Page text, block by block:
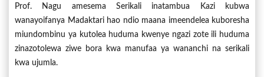
Prof. Nagu amesema Serikali inatambua Kazi kubwa
wanayoifanya Madaktari hao ndio maana imeendelea kuboresha
miundombinu ya kutolea huduma kwenye ngazi zote ili huduma
zinazotolewa ziwe bora kwa manufaa ya wananchi na serikali
kwa ujumla.